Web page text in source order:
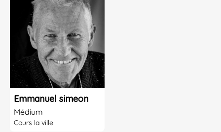
Emmanuel simeon
Médium
Cours la ville